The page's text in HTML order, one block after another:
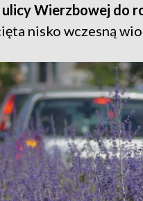
Wierzbowej do
nisko wczesną